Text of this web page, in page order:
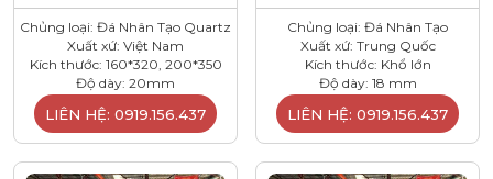
Chủng loại: Đá Nhân Tạo Quartz
Xuất xứ: Việt Nam
Kích thước: 160*320, 200*350
Độ dày: 20mm
LIÊN HỆ: 0919.156.437
Chủng loại: Đá Nhân Tạo
Xuất xứ: Trung Quốc
Kích thước: Khổ lớn
Độ dày: 18 mm
LIÊN HỆ: 0919.156.437